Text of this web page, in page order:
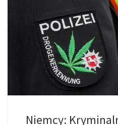
Niemiecki BDK, (Bund Deutscher
poprawnym tłumaczeniu na […]
Niemcy: